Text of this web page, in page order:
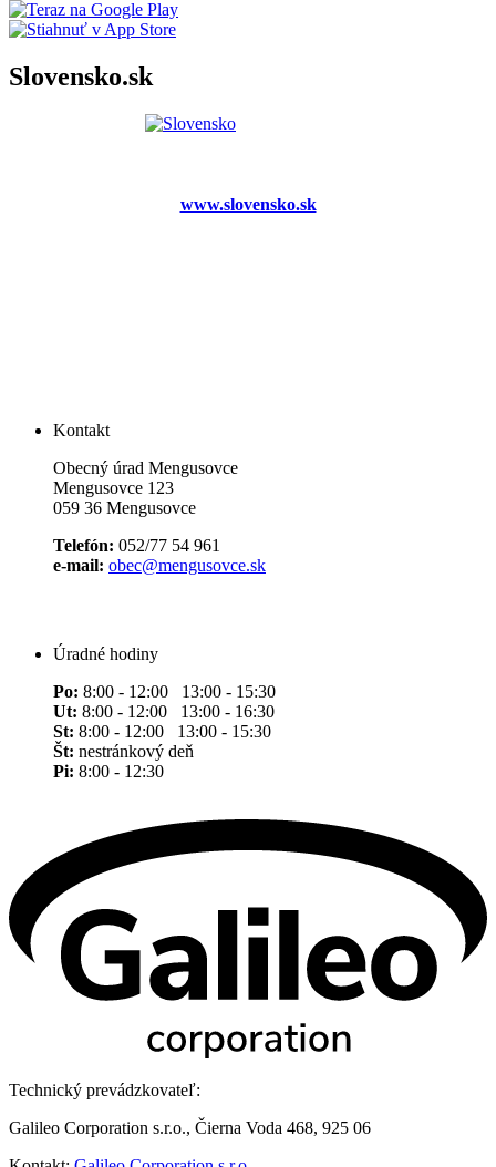
Slovensko.sk
www.slovensko.sk
Kontakt
Obecný úrad Mengusovce
Mengusovce 123
059 36 Mengusovce
Telefón: 052/77 54 961
e-mail: obec@mengusovce.sk
Úradné hodiny
Po: 8:00 - 12:00 13:00 - 15:30
Ut: 8:00 - 12:00 13:00 - 16:30
St: 8:00 - 12:00 13:00 - 15:30
Št: nestránkový deň
Pi: 8:00 - 12:30
Technický prevádzkovateľ:
Galileo Corporation s.r.o., Čierna Voda 468, 925 06